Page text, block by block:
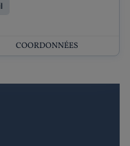
COORDONNÉES